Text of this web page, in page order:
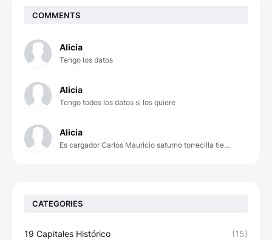
COMMENTS
Alicia
Tengo los datos
Alicia
Tengo todos los datos si los quiere
Alicia
Es cargador Carlos Mauricio saturno torrecilla tie...
CATEGORIES
19 Capitales Histórico (15)